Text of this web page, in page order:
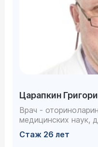
Царапкин
Врач -
медицинских наук,
Стаж 26 лет